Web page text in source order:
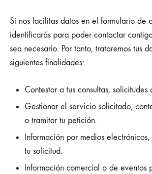
Si nos facilitas datos en el formulario de
identificarás para poder contactar
sea necesario. Por tanto, trataremos tus
siguientes finalidades:
Contestar a tus consultas, solicitudes
Gestionar el servicio solicitado,
o tramitar tu petición.
Información por medios
tu solicitud.
Información comercial o de eventos